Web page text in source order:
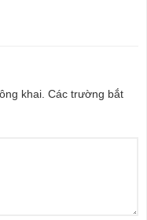
khai. Các trường bắt